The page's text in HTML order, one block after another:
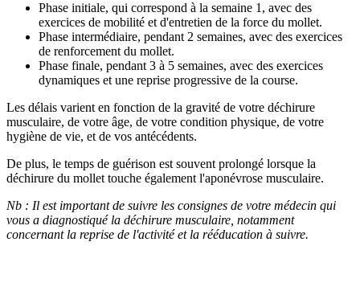
Phase initiale, qui correspond à la semaine 1, avec des
exercices de mobilité et d'entretien de la force du mollet.
Phase intermédiaire, pendant 2 semaines, avec des exercices
de renforcement du mollet.
Phase finale, pendant 3 à 5 semaines, avec des exercices
dynamiques et une reprise progressive de la course.
Les délais varient en fonction de la gravité de votre déchirure
musculaire, de votre âge, de votre condition physique, de votre
hygiène de vie, et de vos antécédents.
De plus, le temps de guérison est souvent prolongé lorsque la
déchirure du mollet touche également l'aponévrose musculaire.
Nb : Il est important de suivre les consignes de votre médecin qui
vous a diagnostiqué la déchirure musculaire, notamment
concernant la reprise de l'activité et la rééducation à suivre.